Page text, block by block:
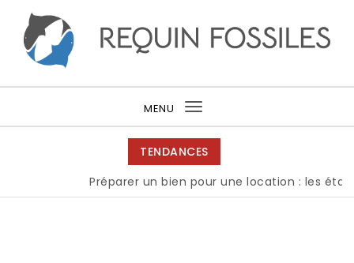
MENU
Toggle
navigation
TENDANCES
Préparer un bien pour une location : les